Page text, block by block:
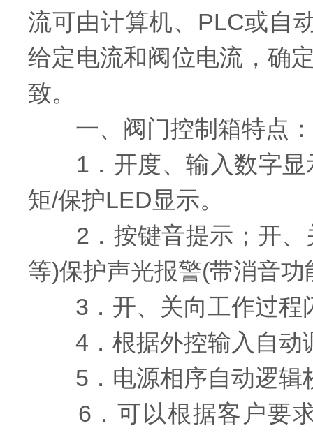
流可由计算机、PLC或自
给定电流和阀位电流，确
致。
一、阀门控制箱特点：
1．开度、输入数字显
矩/保护LED显示。
2．按键音提示；开、
等)保护声光报警(带消音功
3．开、关向工作过程
4．根据外控输入自动
5．电源相序自动逻辑
6．可以根据客户要求